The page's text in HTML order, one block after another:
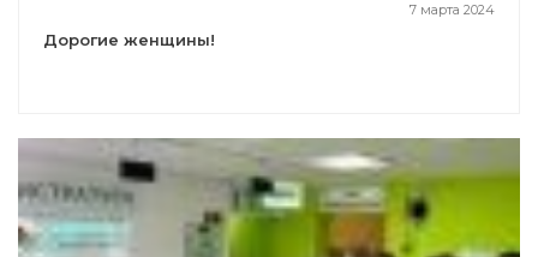
7 марта 2024
Дорогие женщины!